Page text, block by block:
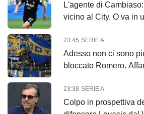
L'agente di
vicino al City. O va in
23:45 SERIE A
Adesso non ci sono
bloccato Romero.
23:38 SERIE A
Colpo in prospettiva